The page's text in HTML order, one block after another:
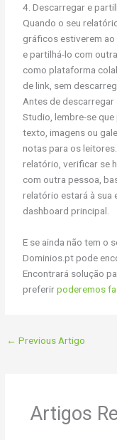
4. Descarregar e
Quando o seu
gráficos estiverem
e partilhá-lo com
como plataforma
de link, sem
Antes de
Studio, lembre-se
texto, imagens ou
notas para os
relatório, verificar se
com outra pessoa,
relatório estará à sua
dashboard principal.
E se ainda não tem o
Dominios.pt pode
Encontrará solução
preferirpoderemos
← Previous Artigo
Artigos